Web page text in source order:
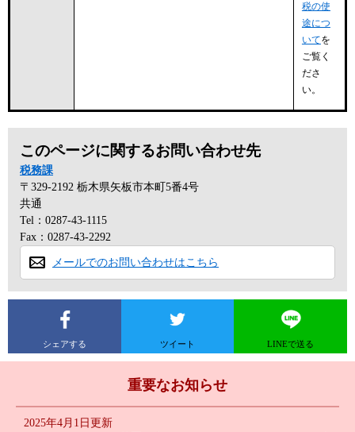
税の使
途につ
いてを
ご覧く
ださ
い。
このページに関するお問い合わせ先
税務課
〒329-2192 栃木県矢板市本町5番4号
共通
Tel：0287-43-1115
Fax：0287-43-2292
メールでのお問い合わせはこちら
シェアする ツイート LINEで送る
重要なお知らせ
2025年4月1日更新